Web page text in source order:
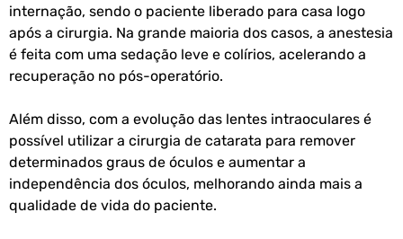
internação, sendo o paciente liberado para casa logo
após a cirurgia. Na grande maioria dos casos, a anestesia
é feita com uma sedação leve e colírios, acelerando a
recuperação no pós-operatório.
Além disso, com a evolução das lentes intraoculares é
possível utilizar a cirurgia de catarata para remover
determinados graus de óculos e aumentar a
independência dos óculos, melhorando ainda mais a
qualidade de vida do paciente.